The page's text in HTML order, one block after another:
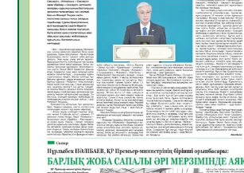
Көкжөтел ауруы туралы
06.08.2026
АПВ вакцинасы туралы мәлімет
06.08.2026
Open Air: Қызылорда облысы
департаменті 20 мыңнан астам
көрерменнің қауіпсіздігін
06.08.2026